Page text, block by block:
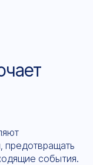
предотвращать
события.